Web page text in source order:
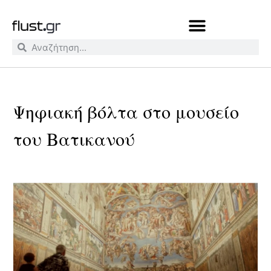
Ψηφιακή βόλτα στο μουσείο
του Βατικανού